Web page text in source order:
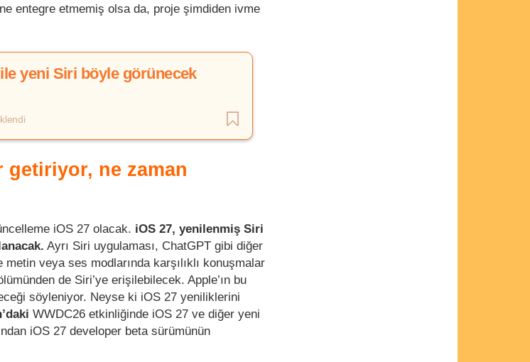
entegre etmemiş olsa da, proje şimdiden ivme
yeni Siri böyle görünecek
getiriyor, ne zaman
iOS 27 olacak. iOS 27, yenilenmiş Siri
Ayrı Siri uygulaması, ChatGPT gibi diğer
veya ses modlarında karşılıklı konuşmalar
de Siri’ye erişilebilecek. Apple’ın bu
söyleniyor. Neyse ki iOS 27 yeniliklerini
WWDC26 etkinliğinde iOS 27 ve diğer yeni
iOS 27 developer beta sürümünün